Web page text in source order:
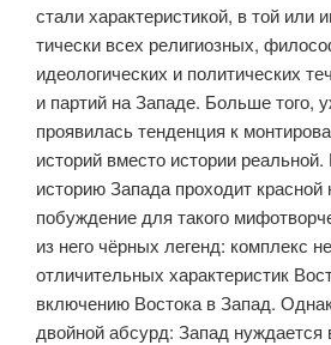
стали характеристикой, в той или
тически всех религиозных,
идеологических и политических
и партий на Западе. Больше того,
проявилась тенденция к
историй вместо исто­рии
историю Запада проходит красной
побуждение для такого
из него чёрных легенд: комплекс
отличительных характеристик
включению Востока в Запад.
двойной абсурд: Запад нуждается